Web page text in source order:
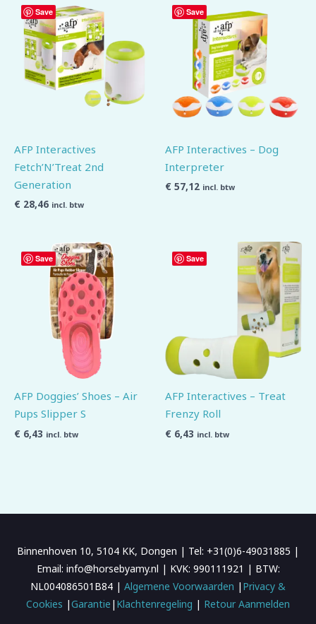
Save
AFP Interactives
Fetch’N’Treat 2nd
Generation
€ 28,46 incl. btw
Save
AFP Interactives – Dog
Interpreter
€ 57,12 incl. btw
Save
AFP Doggies’ Shoes – Air
Pups Slipper S
€ 6,43 incl. btw
Save
AFP Interactives – Treat
Frenzy Roll
€ 6,43 incl. btw
Binnenhoven 10, 5104 KK, Dongen | Tel: +31(0)6-49031885 |
Email: info@horsebyamy.nl | KVK: 990111921 | BTW:
NL004086501B84 | Algemene Voorwaarden | Privacy &
Cookies |Garantie | Klachtenregeling | Retour Aanmelden